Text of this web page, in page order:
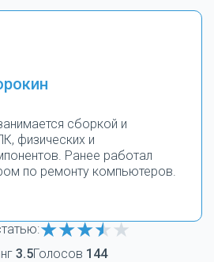
сборкой и
физических и
Ранее работал
по ремонту компьютеров.
3.5Голосов 144